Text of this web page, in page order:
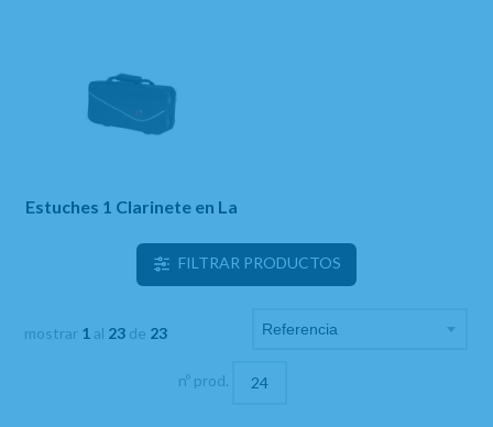
Estuches 1 Clarinete en La
FILTRAR PRODUCTOS
mostrar 1 al 23 de 23
nº prod.